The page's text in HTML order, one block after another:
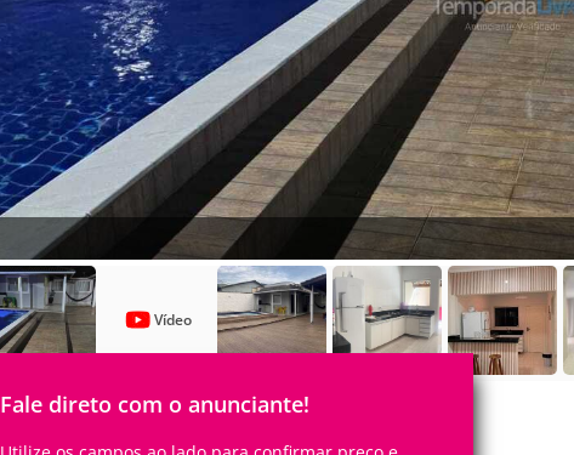
Fale direto com o anunciante!
Vídeo